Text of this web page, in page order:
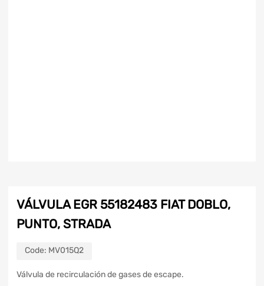
VÁLVULA EGR 55182483 FIAT DOBLO,
PUNTO, STRADA
Code: MV015Q2
Válvula de recirculación de gases de escape.